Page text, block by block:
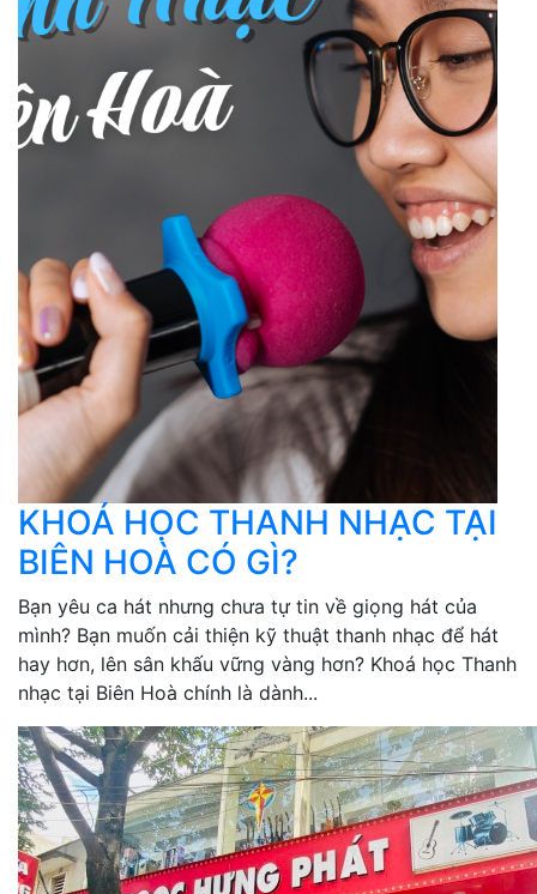
KHOÁ HỌC THANH NHẠC TẠI
BIÊN HOÀ CÓ GÌ?
Bạn yêu ca hát nhưng chưa tự tin về giọng hát của
mình? Bạn muốn cải thiện kỹ thuật thanh nhạc để hát
hay hơn, lên sân khấu vững vàng hơn? Khoá học Thanh
nhạc tại Biên Hoà chính là dành...